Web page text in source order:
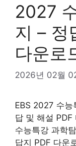
2027
지 – 정
다운로
2026년 02월
EBS 2027 수능
답 및 해설
수능특강 과학
답지 PDF 다운